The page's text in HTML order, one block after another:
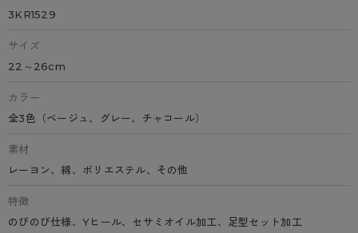
3KR1529
サイズ
22～26cm
カラー
全3色（ベージュ、グレー、チャコール）
素材
レーヨン、綿、ポリエステル、その他
特徴
のびのび仕様、Yヒール、セサミオイル加工、足型セット加工